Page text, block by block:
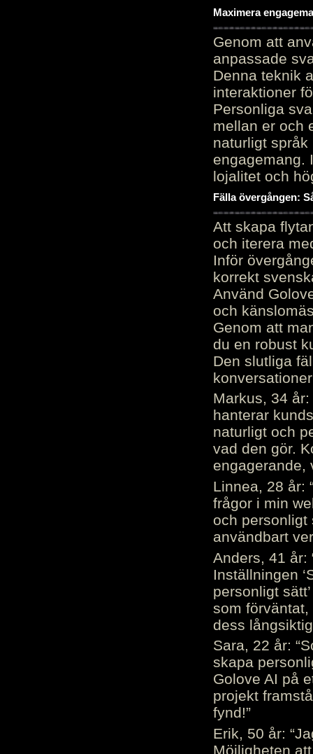
Maximera
Genom att
anpassade
Denna teknik
interaktioner
Personliga
mellan er och
naturligt
engagemang.
lojalitet och
Fälla övergången:
Att skapa
och iterera
Inför
korrekt
Använd
och
Genom att
du en robust
Den slutliga
Markus, 34
hanterar
naturligt och
vad den gör.
engagerande,
Linnea, 28 år:
frågor i min
och personligt
användbart
Anders, 41 år:
Inställningen
personligt
som
dess
Sara, 22 år:
skapa
Golove AI på
projekt
fynd!”
Erik, 50 år:
Möjligheten